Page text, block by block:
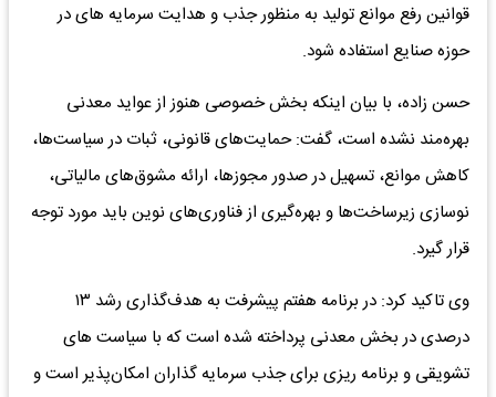
قوانین رفع موانع تولید به منظور جذب و هدایت سرمایه های در
حوزه صنایع استفاده شود.
حسن زاده، با بیان اینکه بخش خصوصی هنوز از عواید معدنی
بهره‌مند نشده است، گفت: حمایت‌های قانونی، ثبات در سیاست‌ها،
کاهش موانع، تسهیل در صدور مجوزها، ارائه مشوق‌های مالیاتی،
نوسازی زیرساخت‌ها و بهره‌گیری از فناوری‌های نوین باید مورد توجه
قرار گیرد.
وی تاکید کرد: در برنامه هفتم پیشرفت به هدف‌گذاری رشد ۱۳
درصدی در بخش معدنی پرداخته شده است که با سیاست های
تشویقی و برنامه ریزی برای جذب سرمایه گذاران امکان‌پذیر است و